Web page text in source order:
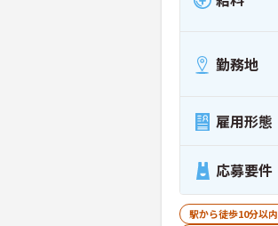
勤務地
雇用形態
応募要件
駅から徒歩10分以内